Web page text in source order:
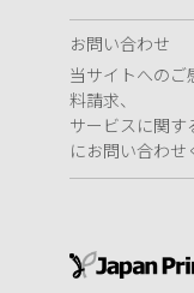
お問い合わせ
当サイトへのご
料請求、
サービスに関す
にお問い合わせ